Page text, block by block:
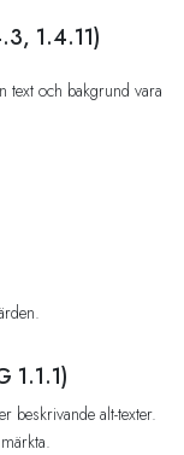
1.4.11)
text och bakgrund vara
1.1.1)
beskrivande alt-texter.